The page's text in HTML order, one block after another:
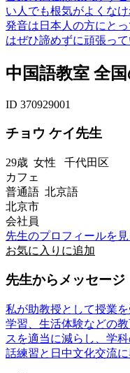
い人でも根気がよくな
発音は日本人の方にと
はぜひ諦めずに頑張っ
中国語教室 全
ID 370929001
チョウ ケイ先生
29歳 女性 千代田区
カフェ
普通語 北京語
北京市
会社員
先生のプロフィールを見
お気に入りに追加
先生からメッセージ
私が助教授として授業
学習、生活体験などの
スを適当に減らし、学
話練習と日中文化交流